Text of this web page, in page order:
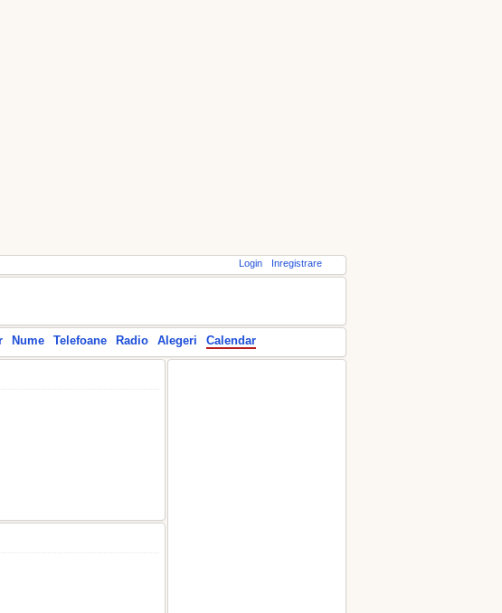
Login Inregistrare
Nume Telefoane Radio Alegeri Calendar